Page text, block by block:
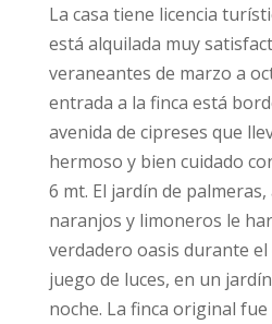
La casa tiene licencia
está alquilada muy
veraneantes de marzo a
entrada a la finca está
avenida de cipreses que
hermoso y bien cuidado
6 mt. El jardín de
naranjos y limoneros le
verdadero oasis durante el
juego de luces, en un
noche. La finca original